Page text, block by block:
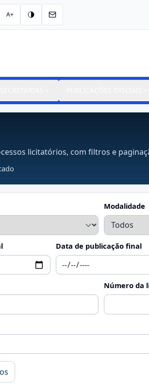
A+
licitatórios, com filtros e
Modalidade
Data de publicação final
Número da